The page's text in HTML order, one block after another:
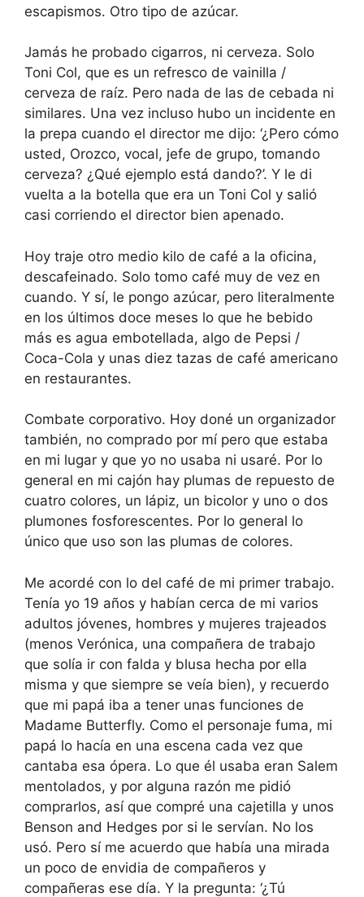
escapismos. Otro tipo de azúcar.
Jamás he probado cigarros, ni cerveza. Solo
Toni Col, que es un refresco de vainilla /
cerveza de raíz. Pero nada de las de cebada ni
similares. Una vez incluso hubo un incidente en
la prepa cuando el director me dijo: ‘¿Pero cómo
usted, Orozco, vocal, jefe de grupo, tomando
cerveza? ¿Qué ejemplo está dando?’. Y le di
vuelta a la botella que era un Toni Col y salió
casi corriendo el director bien apenado.
Hoy traje otro medio kilo de café a la oficina,
descafeinado. Solo tomo café muy de vez en
cuando. Y sí, le pongo azúcar, pero literalmente
en los últimos doce meses lo que he bebido
más es agua embotellada, algo de Pepsi /
Coca-Cola y unas diez tazas de café americano
en restaurantes.
Combate corporativo. Hoy doné un organizador
también, no comprado por mí pero que estaba
en mi lugar y que yo no usaba ni usaré. Por lo
general en mi cajón hay plumas de repuesto de
cuatro colores, un lápiz, un bicolor y uno o dos
plumones fosforescentes. Por lo general lo
único que uso son las plumas de colores.
Me acordé con lo del café de mi primer trabajo.
Tenía yo 19 años y habían cerca de mi varios
adultos jóvenes, hombres y mujeres trajeados
(menos Verónica, una compañera de trabajo
que solía ir con falda y blusa hecha por ella
misma y que siempre se veía bien), y recuerdo
que mi papá iba a tener unas funciones de
Madame Butterfly. Como el personaje fuma, mi
papá lo hacía en una escena cada vez que
cantaba esa ópera. Lo que él usaba eran Salem
mentolados, y por alguna razón me pidió
comprarlos, así que compré una cajetilla y unos
Benson and Hedges por si le servían. No los
usó. Pero sí me acuerdo que había una mirada
un poco de envidia de compañeros y
compañeras ese día. Y la pregunta: ‘¿Tú